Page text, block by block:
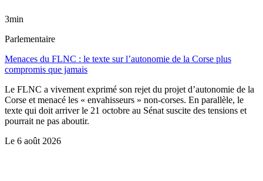
3min
Parlementaire
Menaces du FLNC : le texte sur l’autonomie de la Corse plus
compromis que jamais
Le FLNC a vivement exprimé son rejet du projet d’autonomie de la
Corse et menacé les « envahisseurs » non-corses. En parallèle, le
texte qui doit arriver le 21 octobre au Sénat suscite des tensions et
pourrait ne pas aboutir.
Le 6 août 2026